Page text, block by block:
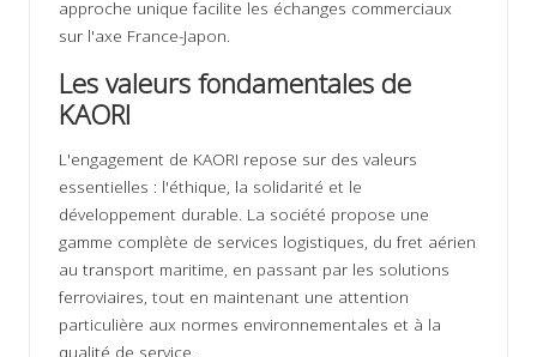
approche unique facilite les échanges commerciaux
sur l'axe France-Japon.
Les valeurs fondamentales de
KAORI
L'engagement de KAORI repose sur des valeurs
essentielles : l'éthique, la solidarité et le
développement durable. La société propose une
gamme complète de services logistiques, du fret aérien
au transport maritime, en passant par les solutions
ferroviaires, tout en maintenant une attention
particulière aux normes environnementales et à la
qualité de service.